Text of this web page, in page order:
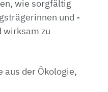
wie sorgfältig
und -
wirksam zu
aus der Ökologie,